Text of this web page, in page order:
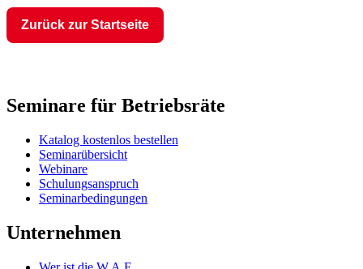
Zurück zur Startseite
Seminare für Betriebsräte
Katalog kostenlos bestellen
Seminarübersicht
Webinare
Schulungsanspruch
Seminarbedingungen
Unternehmen